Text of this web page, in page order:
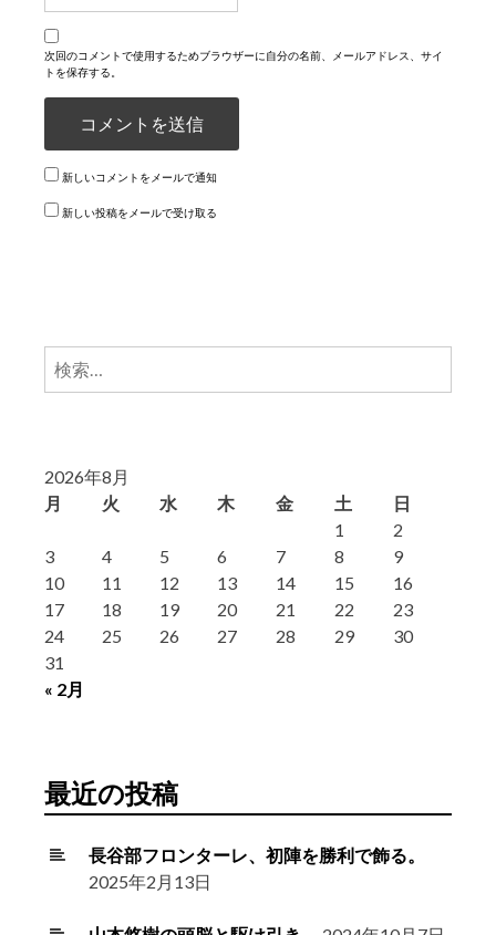
次回のコメントで使用するためブラウザーに自分の名前、メールアドレス、サイ
トを保存する。
新しいコメントをメールで通知
新しい投稿をメールで受け取る
検
2026年8月
月
火 水 木 金 土 日
« 2月
1
2
3
4 5 6 7 8
9
10
11 12 13 14 15
16
17
18 19 20 21 22
23
24
25 26 27 28 29
30
31
最近の投稿
長谷部フロンターレ、初陣を勝利で飾る。
2025年2月13日